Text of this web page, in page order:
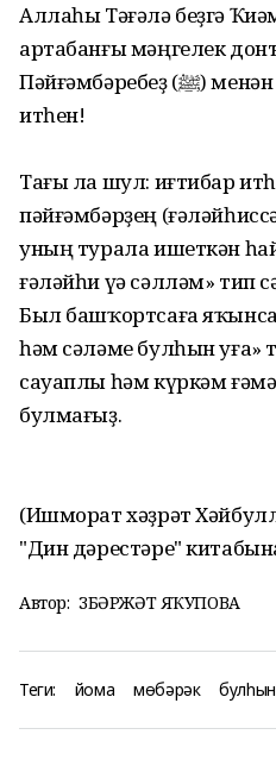
Аллаһы Тәғәлә беҙгә
артабанғы мәңгелек
Пәйғәмбәребеҙ (ﷺ) менән бергә булырға насип
итһен!
Тағы ла шул: иғтибар
пәйғәмбәрҙең
уның турала ишеткән
ғәләйһи үә сәлләм» тип
Был башҡортсаға
һәм сәләме булһын уға»
сауаплы һәм күркәм
булмағыҙ.
(Ишморат хәҙрәт
"Дин дәрестәре"
Автор: ЗӨБӘРЖӘТ ЯҠУПОВА
Теги: йома мөбәрәк